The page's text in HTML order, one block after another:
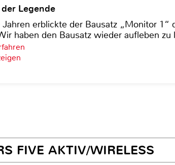
Legende
Jahren erblickte der Bausatz „Monitor 1“
haben den Bausatz wieder aufleben zu
FIVE AKTIV/WIRELESS